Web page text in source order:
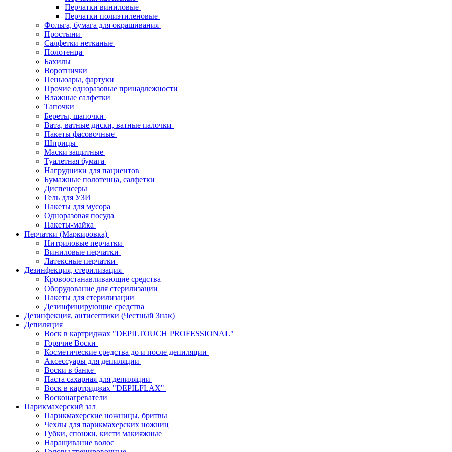
Перчатки виниловые
Перчатки полиэтиленовые
Фольга, бумага для окрашивания
Простыни
Салфетки нетканые
Полотенца
Бахилы
Воротнички
Пеньюары, фартуки
Прочие одноразовые принадлежности
Влажные салфетки
Тапочки
Береты, шапочки
Вата, ватные диски, ватные палочки
Пакеты фасовочные
Шприцы
Маски защитные
Туалетная бумага
Нагрудники для пациентов
Бумажные полотенца, салфетки
Диспенсеры
Гель для УЗИ
Пакеты для мусора
Одноразовая посуда
Пакеты-майка
Перчатки (Маркировка)
Нитриловые перчатки
Виниловые перчатки
Латексные перчатки
Дезинфекция, стерилизация
Кровоостанавливающие средства
Оборудование для стерилизации
Пакеты для стерилизации
Дезинфицирующие средства
Дезинфекция, антисептики (Честный Знак)
Депиляция
Воск в картриджах "DEPILTOUCH PROFESSIONAL"
Горячие Воски
Косметические средства до и после депиляции
Аксессуары для депиляции
Воски в банке
Паста сахарная для депиляции
Воск в картриджах "DEPILFLAX"
Восконагреватели
Парикмахерский зал
Парикмахерские ножницы, бритвы
Чехлы для парикмахерских ножниц
Губки, спонжи, кисти макияжные
Наращивание волос